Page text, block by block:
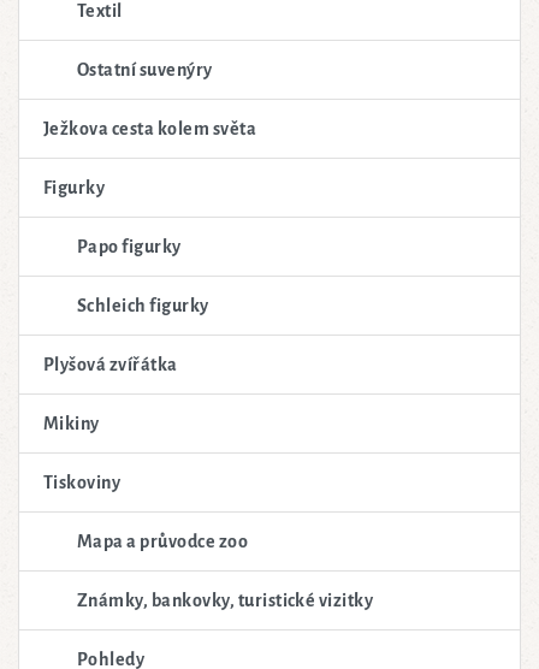
Textil
Ostatní suvenýry
Ježkova cesta kolem světa
Figurky
Papo figurky
Schleich figurky
Plyšová zvířátka
Mikiny
Tiskoviny
Mapa a průvodce zoo
Známky, bankovky, turistické vizitky
Pohledy